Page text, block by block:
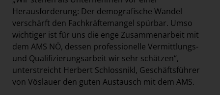
Herausforderung: Der demografische Wandel
verschärft den Fachkräftemangel spürbar. Umso
wichtiger ist für uns die enge Zusammenarbeit mit
dem AMS NÖ, dessen professionelle Vermittlungs-
und Qualifizierungsarbeit wir sehr schätzen“,
unterstreicht Herbert Schlossnikl, Geschäftsführer
von Vöslauer den guten Austausch mit dem AMS.